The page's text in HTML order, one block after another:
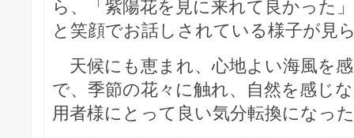
ら、「紫陽花を見に来れて良かった
と笑顔でお話しされている様子が見
天候にも恵まれ、心地よい海風を
で、季節の花々に触れ、自然を感じ
用者様にとって良い気分転換になっ